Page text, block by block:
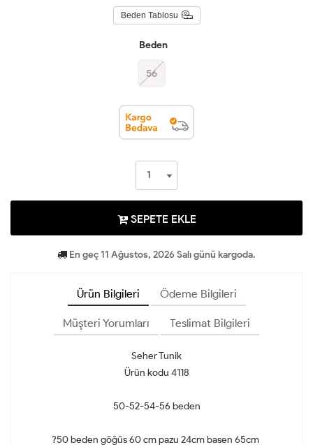
Beden Tablosu
Beden
56
SEPETE EKLE
En geç 11 Ağustos, 2026 Salı günü kargoda.
Ürün Bilgileri Ödeme Bilgileri
Müşteri Yorumları Teslimat Bilgileri
Seher Tunik
Ürün kodu 4118
50-52-54-56 beden
?50 beden göğüs 60 cm pazu 24cm basen 65cm